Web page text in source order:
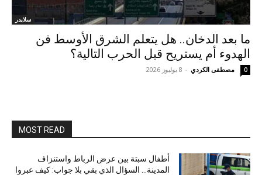
سلايدر
ما بعد الدخان.. هل يتعلم الشرق الأوسط فن
الهدوء أم يستريح قبل الحرب التالية؟
مصطفى الكردي - 8 يوليوز 2026 0
MOST READ
أطفال سبتة بين عرض الرباط واستنزاف
المدينة… السؤال الذي بقي بلا جواب: كيف عبروا